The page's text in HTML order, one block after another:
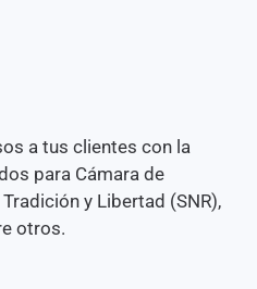
a tus clientes con la
para Cámara de
y Libertad (SNR),
otros.